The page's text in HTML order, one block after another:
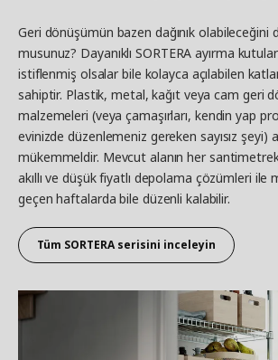
Geri dönüşümün bazen dağınık olabileceğini
musunuz? Dayanıklı SORTERA ayırma
istiflenmiş olsalar bile kolayca açılabilen
sahiptir. Plastik, metal, kağıt veya cam geri
malzemeleri (veya çamaşırları, kendin yap
evinizde düzenlemeniz gereken sayısız şeyi)
mükemmeldir. Mevcut alanın her
akıllı ve düşük fiyatlı depolama çözümleri ile
geçen haftalarda bile düzenli kalabilir.
Tüm SORTERA serisini inceleyin